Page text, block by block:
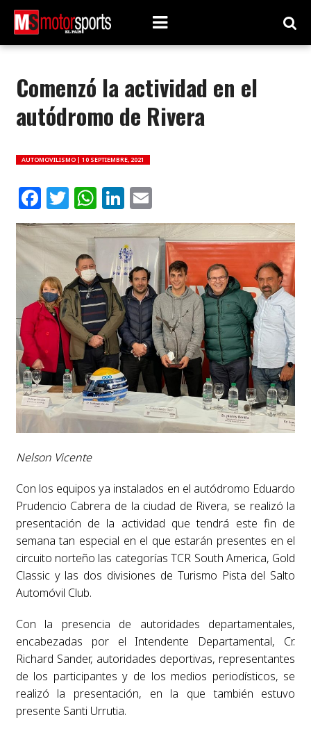
Comenzó la actividad en el
autódromo de Rivera
AUTOMOVILISMO | 10 SEPTIEMBRE, 2021
Facebook
Twitter
WhatsApp
LinkedIn
Email
Nelson Vicente
Con los equipos ya instalados en el autódromo Eduardo
Prudencio Cabrera de la ciudad de Rivera, se realizó la
presentación de la actividad que tendrá este fin de
semana tan especial en el que estarán presentes en el
circuito norteño las categorías TCR South America, Gold
Classic y las dos divisiones de Turismo Pista del Salto
Automóvil Club.
Con la presencia de autoridades departamentales,
encabezadas por el Intendente Departamental, Cr.
Richard Sander, autoridades deportivas, representantes
de los participantes y de los medios periodísticos, se
realizó la presentación, en la que también estuvo
presente Santi Urrutia.